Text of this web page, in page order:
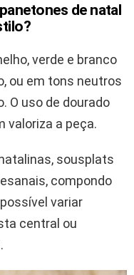
de natal
verde e branco
ou em tons neutros
O uso de dourado
valoriza a peça.
sousplats
compondo
variar
central ou